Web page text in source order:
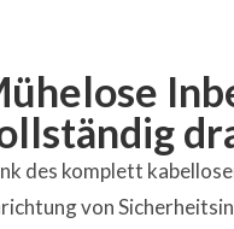
des komplett
von